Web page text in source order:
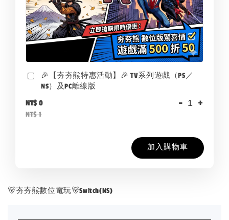
🎉【夯夯熊特惠活動】🎉 TV系列遊戲（PS／
NS）及PC離線版
NT$ 0
NT$ 1
- +
加入購物車
🐻夯夯熊數位電玩🐻Switch(NS)